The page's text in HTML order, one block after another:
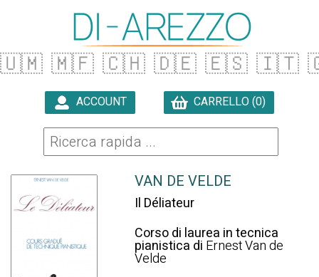
🇺🇲 🇲🇫 🇨🇭 🇩🇪 🇪🇸 🇮🇹
ACCOUNT CARRELLO (0)
VAN DE VELDE
Il Déliateur
Corso di laurea in tecnica
pianistica di Ernest Van de
Velde